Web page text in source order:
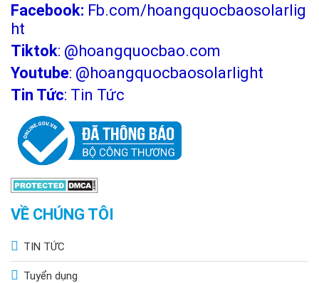
Facebook: Fb.com/hoangquocbaosolarlig
ht
Tiktok: @hoangquocbao.com
Youtube: @hoangquocbaosolarlight
Tin Tức: Tin Tức
VỀ CHÚNG TÔI
TIN TỨC
Tuyển dụng